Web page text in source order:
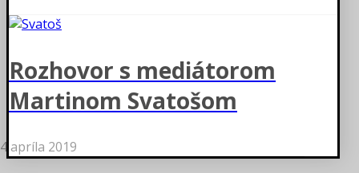
Rozhovor s mediátorom
Martinom Svatošom
4 apríla 2019